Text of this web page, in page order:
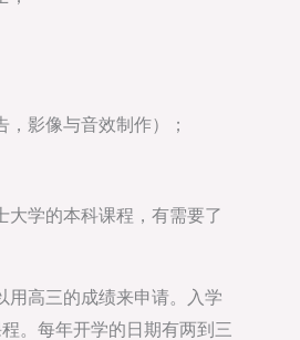
影像与音效制作）；
学的本科课程，有需要了
用高三的成绩来申请。入学
。每年开学的日期有两到三